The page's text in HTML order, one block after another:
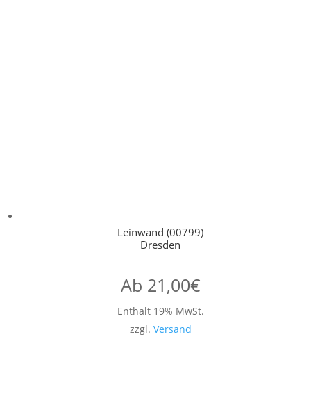
Leinwand (00799)
Dresden
Ab 21,00€
Enthält 19% MwSt.
zzgl. Versand